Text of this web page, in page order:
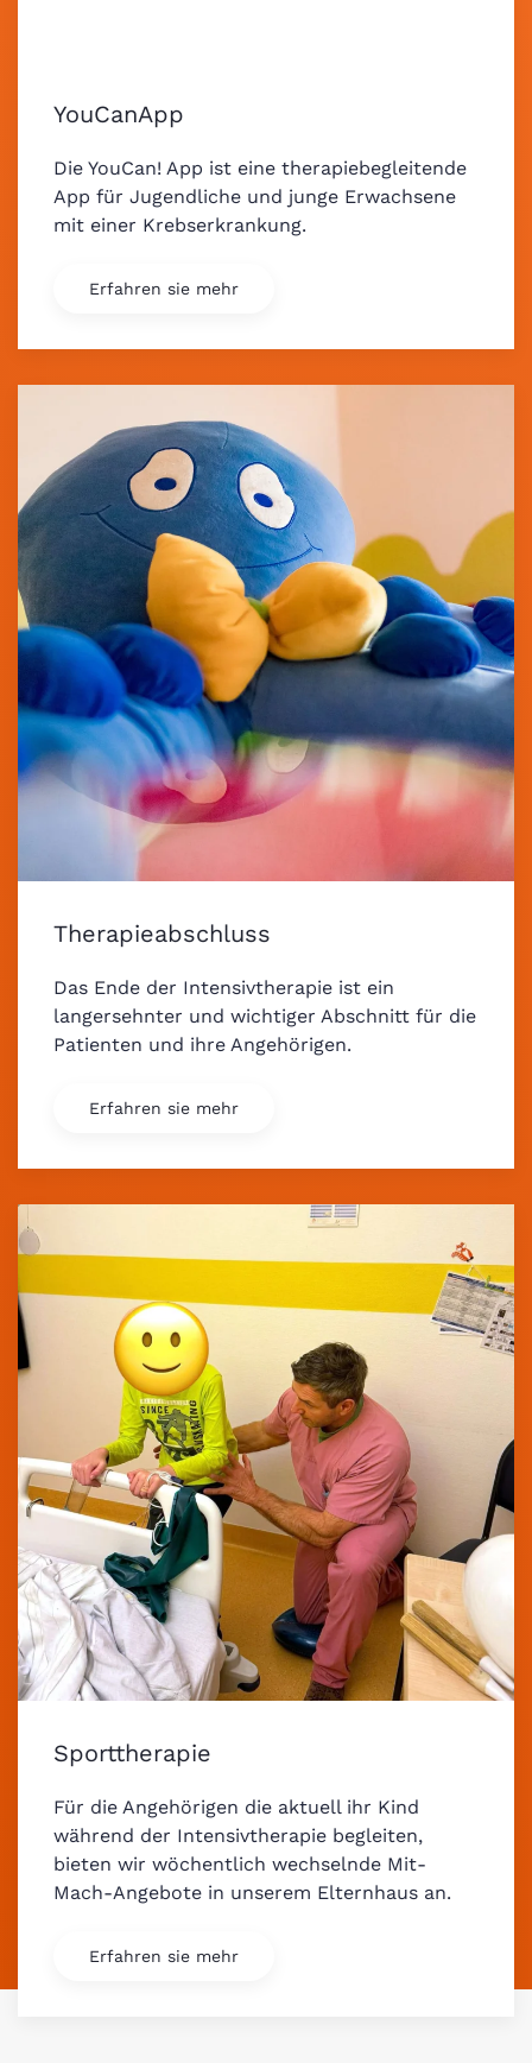
YouCanApp
Die YouCan! App ist eine therapiebegleitende
App für Jugendliche und junge Erwachsene
mit einer Krebserkrankung.
Erfahren sie mehr
Therapieabschluss
Das Ende der Intensivtherapie ist ein
langersehnter und wichtiger Abschnitt für die
Patienten und ihre Angehörigen.
Erfahren sie mehr
Sporttherapie
Für die Angehörigen die aktuell ihr Kind
während der Intensivtherapie begleiten,
bieten wir wöchentlich wechselnde Mit-
Mach-Angebote in unserem Elternhaus an.
Erfahren sie mehr